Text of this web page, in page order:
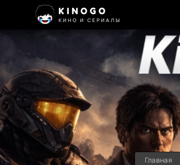
KINOGO
КИНО И СЕРИАЛЫ
Главная